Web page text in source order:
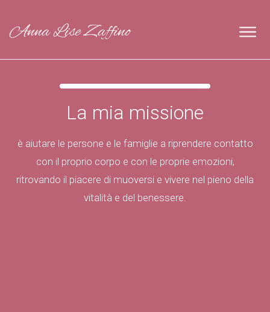
Anna Lise Zaffino
La mia missione
è aiutare le persone e le famiglie a riprendere contatto
con il proprio corpo e con le proprie emozioni,
ritrovando il piacere di muoversi e vivere nel pieno della
vitalità e del benessere.